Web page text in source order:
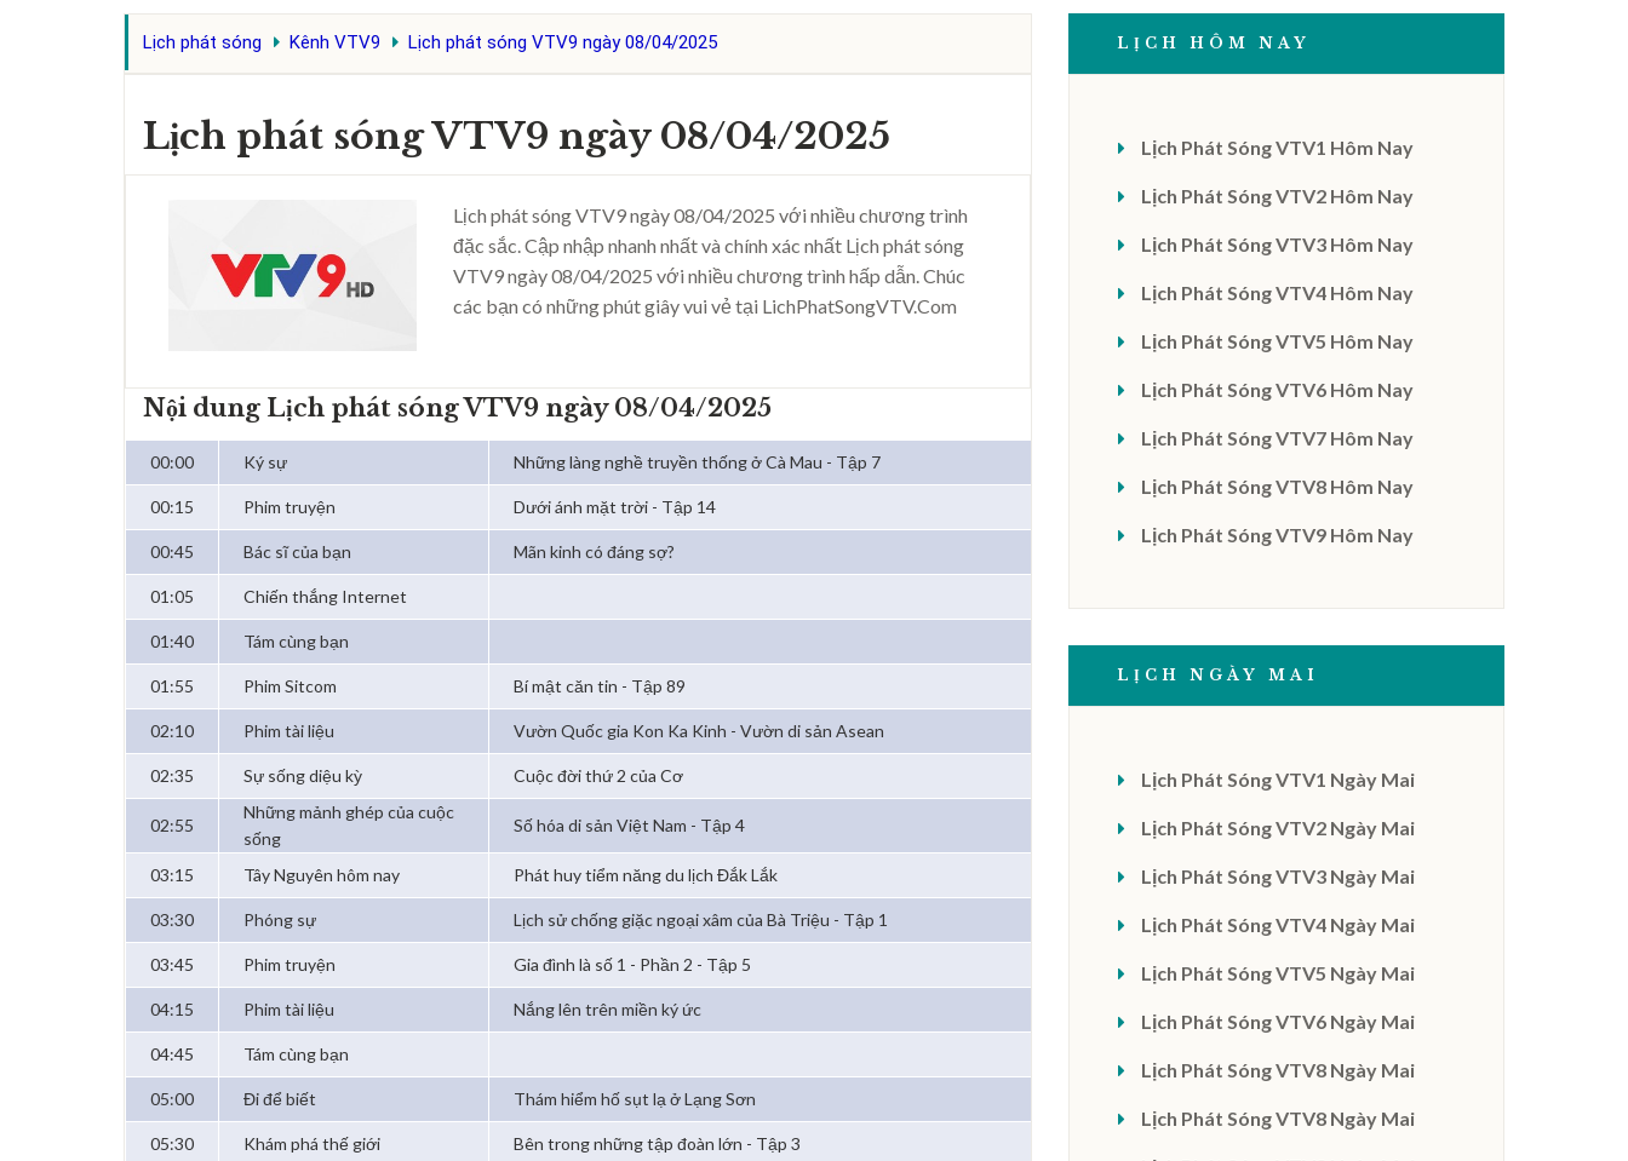
Lịch phát sóng Kênh VTV9 Lịch phát sóng VTV9 ngày 08/04/2025
Lịch phát sóng VTV9 ngày 08/04/2025
Lịch phát sóng VTV9 ngày 08/04/2025 với nhiều chương trình
đặc sắc. Cập nhập nhanh nhất và chính xác nhất Lịch phát sóng
VTV9 ngày 08/04/2025 với nhiều chương trình hấp dẫn. Chúc
các bạn có những phút giây vui vẻ tại LichPhatSongVTV.Com
Nội dung Lịch phát sóng VTV9 ngày 08/04/2025
00:00 Ký sự Những làng nghề truyền thống ở Cà Mau - Tập 7
00:15 Phim truyện Dưới ánh mặt trời - Tập 14
00:45 Bác sĩ của bạn Mãn kinh có đáng sợ?
01:05 Chiến thắng Internet
01:40 Tám cùng bạn
01:55 Phim Sitcom Bí mật căn tin - Tập 89
02:10 Phim tài liệu Vườn Quốc gia Kon Ka Kinh - Vườn di sản Asean
02:35 Sự sống diệu kỳ Cuộc đời thứ 2 của Cơ
02:55
Những mảnh ghép của cuộc
sống
Số hóa di sản Việt Nam - Tập 4
03:15 Tây Nguyên hôm nay Phát huy tiểm năng du lịch Đắk Lắk
03:30 Phóng sự Lịch sử chống giặc ngoại xâm của Bà Triệu - Tập 1
03:45 Phim truyện Gia đình là số 1 - Phần 2 - Tập 5
04:15 Phim tài liệu Nắng lên trên miền ký ức
04:45 Tám cùng bạn
05:00 Đi để biết Thám hiểm hố sụt lạ ở Lạng Sơn
05:30 Khám phá thế giới Bên trong những tập đoàn lớn - Tập 3
LỊCH HÔM NAY
Lịch Phát Sóng VTV1 Hôm Nay
Lịch Phát Sóng VTV2 Hôm Nay
Lịch Phát Sóng VTV3 Hôm Nay
Lịch Phát Sóng VTV4 Hôm Nay
Lịch Phát Sóng VTV5 Hôm Nay
Lịch Phát Sóng VTV6 Hôm Nay
Lịch Phát Sóng VTV7 Hôm Nay
Lịch Phát Sóng VTV8 Hôm Nay
Lịch Phát Sóng VTV9 Hôm Nay
LỊCH NGÀY MAI
Lịch Phát Sóng VTV1 Ngày Mai
Lịch Phát Sóng VTV2 Ngày Mai
Lịch Phát Sóng VTV3 Ngày Mai
Lịch Phát Sóng VTV4 Ngày Mai
Lịch Phát Sóng VTV5 Ngày Mai
Lịch Phát Sóng VTV6 Ngày Mai
Lịch Phát Sóng VTV8 Ngày Mai
Lịch Phát Sóng VTV8 Ngày Mai